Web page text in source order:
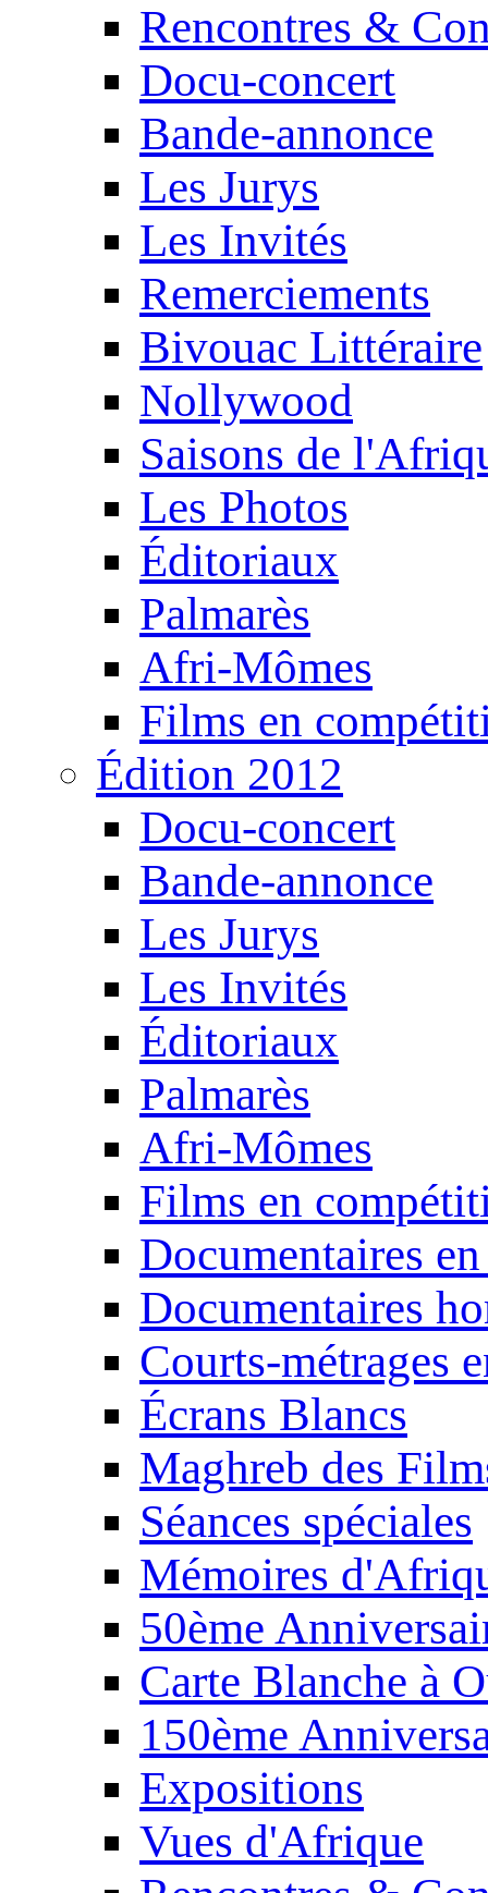
Rencontres &
Docu-concert
Bande-annonce
Les Jurys
Les Invités
Remerciements
Bivouac Littéraire
Nollywood
Saisons de
Les Photos
Éditoriaux
Palmarès
Afri-Mômes
Films en
Édition 2012
Docu-concert
Bande-annonce
Les Jurys
Les Invités
Éditoriaux
Palmarès
Afri-Mômes
Films en
Documentaires
Documentaires
Courts-métrages
Écrans Blancs
Maghreb des
Séances spéciales
Mémoires
50ème
Carte Blanche à
150ème
Expositions
Vues d'Afrique